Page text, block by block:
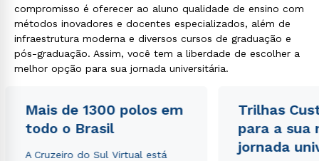
compromisso é oferecer ao aluno qualidade de ensino com
métodos inovadores e docentes especializados, além de
infraestrutura moderna e diversos cursos de graduação e
pós-graduação. Assim, você tem a liberdade de escolher a
melhor opção para sua jornada universitária.
Mais de 1300 polos em
todo o Brasil
A Cruzeiro do Sul Virtual está
Trilhas
para a sua
jornada